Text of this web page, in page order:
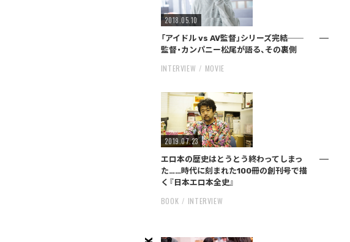
2018.05.10
「アイドル vs AV監督」シリーズ完結──
監督・カンパニー松尾が語る、その裏側
INTERVIEW MOVIE
2019.07.23
エロ本の歴史はとうとう終わってしまっ
た……時代に刻まれた100冊の創刊号で描
く『日本エロ本全史』
BOOK INTERVIEW